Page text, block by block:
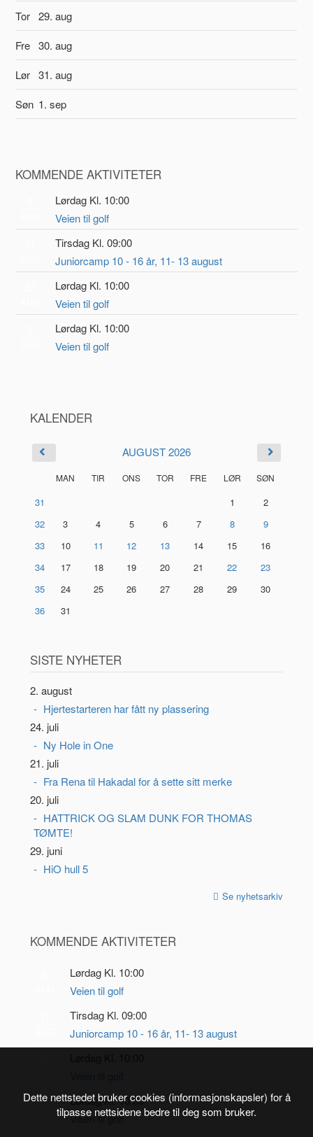
Tor 29. aug
Fre 30. aug
Lør 31. aug
Søn 1. sep
KOMMENDE AKTIVITETER
Lørdag Kl. 10:00
Veien til golf
Tirsdag Kl. 09:00
Juniorcamp 10 - 16 år, 11- 13 august
Lørdag Kl. 10:00
Veien til golf
Lørdag Kl. 10:00
Veien til golf
KALENDER
AUGUST 2026
MAN TIR ONS TOR FRE LØR SØN
31 1
2
32
3 4 5 6 7 8
9
33
10 11 12 13 14 15
16
34
17 18 19 20 21 22
23
35
24 25 26 27 28 29
30
36
31
SISTE NYHETER
2. august
Hjertestarteren har fått ny plassering
24. juli
Ny Hole in One
21. juli
Fra Rena til Hakadal for å sette sitt merke
20. juli
HATTRICK OG SLAM DUNK FOR THOMAS
TØMTE!
29. juni
HiO hull 5
Se nyhetsarkiv
KOMMENDE AKTIVITETER
Lørdag Kl. 10:00
Veien til golf
Tirsdag Kl. 09:00
Juniorcamp 10 - 16 år, 11- 13 august
5
Lørdag Kl. 10:00
Veien til golf
Dette nettstedet bruker cookies (informasjonskapsler) for å
tilpasse nettsidene bedre til deg som bruker.